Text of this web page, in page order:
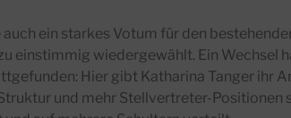
ein starkes Votum für den
einstimmig wiedergewählt. Ein Wechsel
Hier gibt Katharina Tanger ihr
und mehr Stellvertreter-Positionen